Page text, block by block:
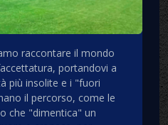
raccontare il mondo
portandovi a
più insolite e i "fuori
il percorso, come le
che "dimentica" un